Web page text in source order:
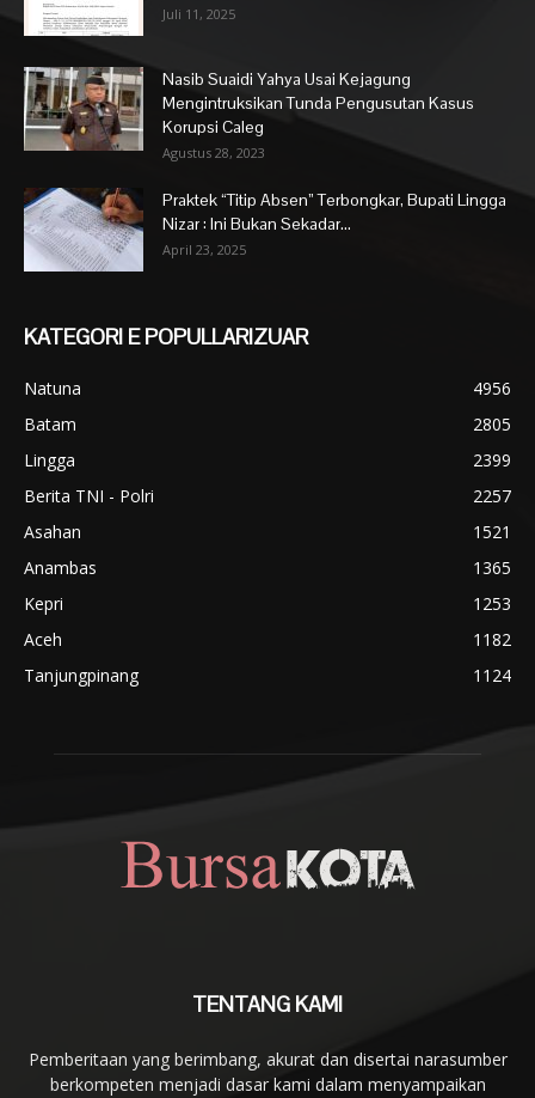
Juli 11, 2025
Nasib Suaidi Yahya Usai Kejagung
Mengintruksikan Tunda Pengusutan Kasus
Korupsi Caleg
Agustus 28, 2023
Praktek “Titip Absen” Terbongkar, Bupati Lingga
Nizar : Ini Bukan Sekadar...
April 23, 2025
KATEGORI E POPULLARIZUAR
Natuna
4956
Batam
2805
Lingga
2399
Berita TNI - Polri
2257
Asahan
1521
Anambas
1365
Kepri
1253
Aceh
1182
Tanjungpinang
1124
TENTANG KAMI
Pemberitaan yang berimbang, akurat dan disertai narasumber
berkompeten menjadi dasar kami dalam menyampaikan